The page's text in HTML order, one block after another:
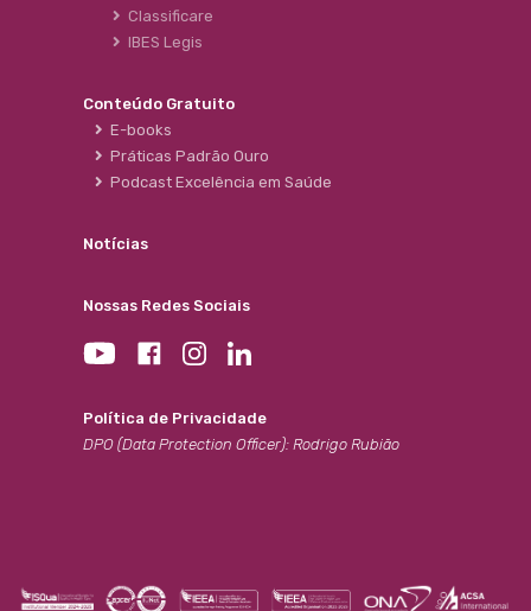
Classificare
IBES Legis
Conteúdo Gratuito
E-books
Práticas Padrão Ouro
Podcast Excelência em Saúde
Notícias
Nossas Redes Sociais
Política de Privacidade
DPO (Data Protection Officer): Rodrigo Rubião